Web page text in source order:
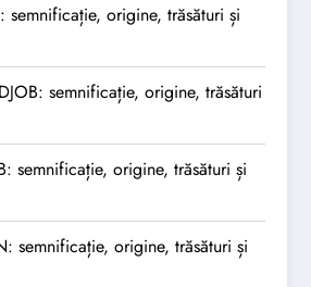
semnificație, origine, trăsături și
semnificație, origine, trăsături
semnificație, origine, trăsături și
semnificație, origine, trăsături și